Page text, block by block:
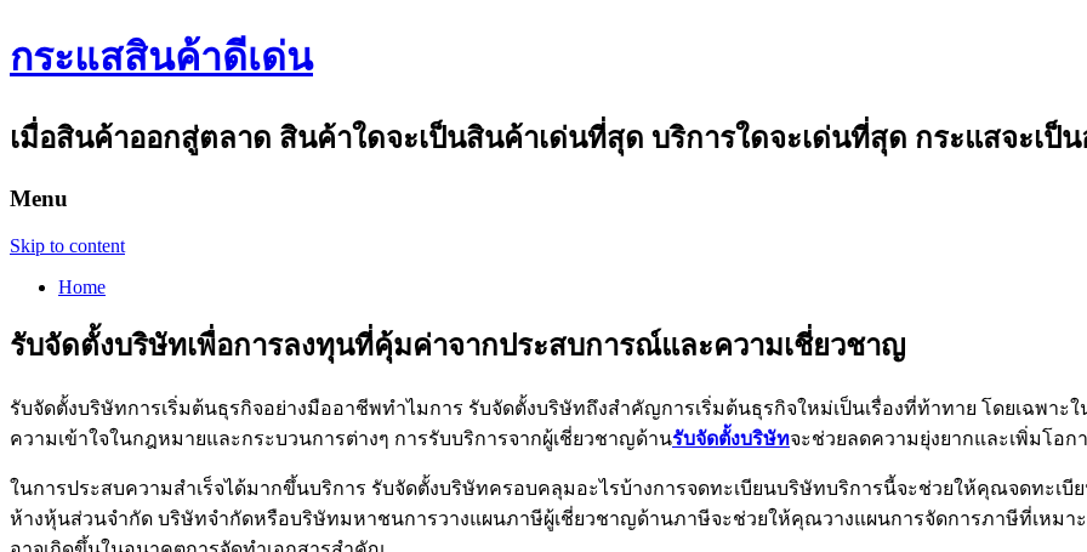
กระแสสินค้าดีเด่น
เมื่อสินค้าออกสู่ตลาด สินค้าใดจะเป็นสินค้าเด่นที่สุด บริการใดจะเด่นที่สุด กระแสจะเป็
Menu
Skip to content
Home
รับจัดตั้งบริษัทเพื่อการลงทุนที่คุ้มค่าจากประสบการณ์และความเชี่ยวชาญ
รับจัดตั้งบริษัทการเริ่มต้นธุรกิจอย่างมืออาชีพทำไมการ รับจัดตั้งบริษัทถึงสำคัญการเริ่มต้นธุรกิจใหม่เป็นเรื่องที่ท้าทาย โดยเฉพ
ความเข้าใจในกฎหมายและกระบวนการต่างๆ การรับบริการจากผู้เชี่ยวชาญด้านรับจัดตั้งบริษัทจะช่วยลดความยุ่งยากและเพิ่มโอก
ในการประสบความสำเร็จได้มากขึ้นบริการ รับจัดตั้งบริษัทครอบคลุมอะไรบ้างการจดทะเบียนบริษัทบริการนี้จะช่วยให้คุณจดทะเบี
ห้างหุ้นส่วนจำกัด บริษัทจำกัดหรือบริษัทมหาชนการวางแผนภาษีผู้เชี่ยวชาญด้านภาษีจะช่วยให้คุณวางแผนการจัดการภาษีที่เหม